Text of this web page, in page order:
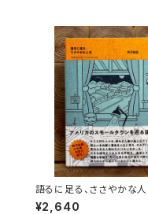
語るに足る、ささやかな
¥2,640